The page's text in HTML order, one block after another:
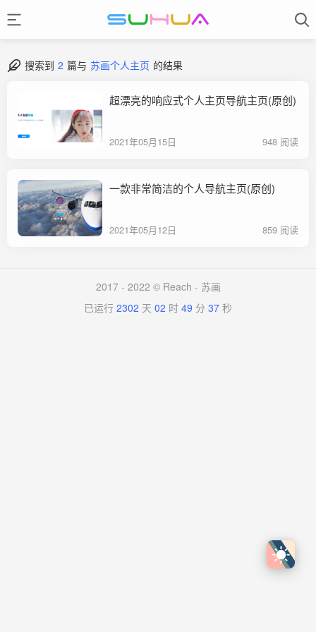
搜索到 2 篇与 苏画个人主页 的结果
超漂亮的响应式个人主页导航主页(原创)
2021年05月15日 948 阅读
一款非常简洁的个人导航主页(原创)
2021年05月12日 859 阅读
2017 - 2022 © Reach - 苏画
已运行 2302 天 02 时 49 分 37 秒